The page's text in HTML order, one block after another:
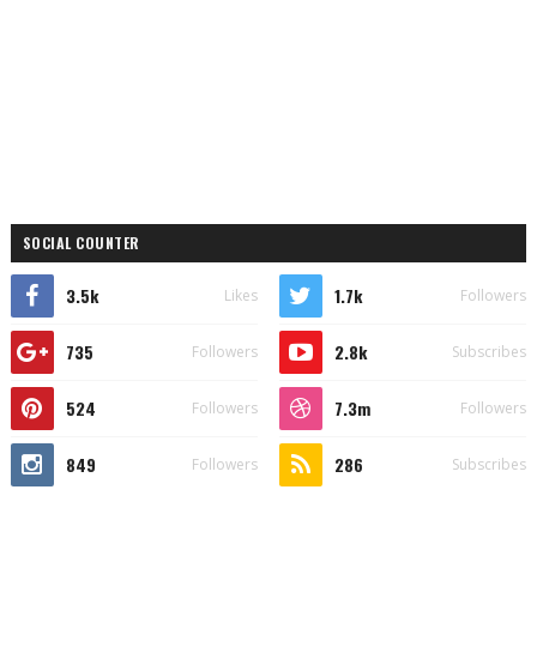
SOCIAL COUNTER
3.5k Likes 1.7k Followers
735 Followers 2.8k Subscribes
524 Followers 7.3m Followers
849 Followers 286 Subscribes